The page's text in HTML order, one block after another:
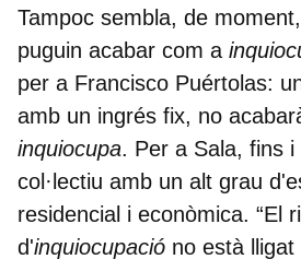
Tampoc sembla, de
puguin acabar com a
per a Francisco Puértolas:
amb un ingrés fix, no
inquiocupa. Per a Sala, fins i
col·lectiu amb un alt grau
residencial i econòmica. “El
d'inquiocupació no està lligat